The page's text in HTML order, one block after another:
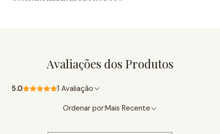
Avaliações dos Produtos
5.0 1 Avaliação
Ordenar por:Mais Recente